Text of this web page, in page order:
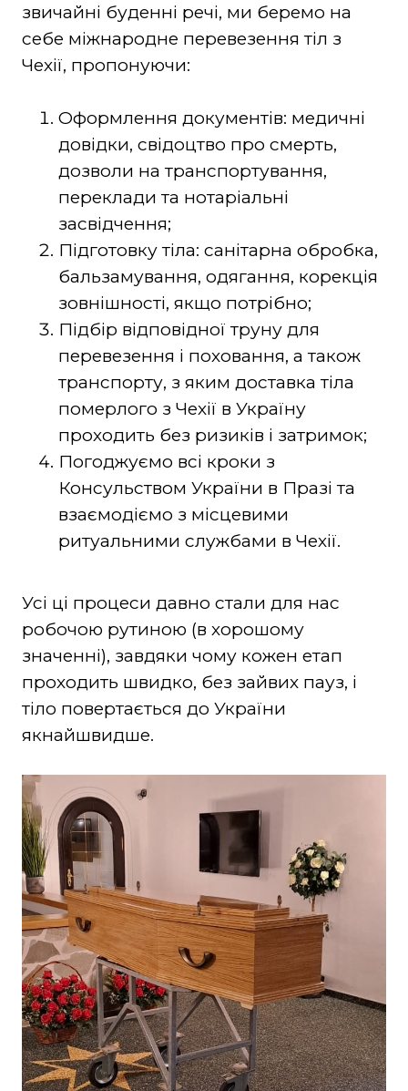
звичайні буденні речі, ми беремо на
себе міжнародне перевезення тіл з
Чехії, пропонуючи:
Оформлення документів: медичні
довідки, свідоцтво про смерть,
дозволи на транспортування,
переклади та нотаріальні
засвідчення;
Підготовку тіла: санітарна обробка,
бальзамування, одягання, корекція
зовнішності, якщо потрібно;
Підбір відповідної труну для
перевезення і поховання, а також
транспорту, з яким доставка тіла
померлого з Чехії в Україну
проходить без ризиків і затримок;
Погоджуємо всі кроки з
Консульством України в Празі та
взаємодіємо з місцевими
ритуальними службами в Чехії.
Усі ці процеси давно стали для нас
робочою рутиною (в хорошому
значенні), завдяки чому кожен етап
проходить швидко, без зайвих пауз, і
тіло повертається до України
якнайшвидше.